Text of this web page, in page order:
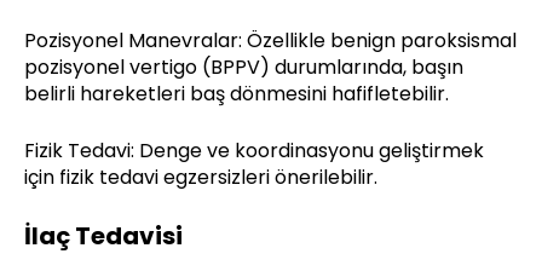
Pozisyonel Manevralar: Özellikle benign paroksismal
pozisyonel vertigo (BPPV) durumlarında, başın
belirli hareketleri baş dönmesini hafifletebilir.
Fizik Tedavi: Denge ve koordinasyonu geliştirmek
için fizik tedavi egzersizleri önerilebilir.
İlaç Tedavisi